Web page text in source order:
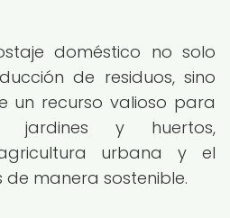
doméstico no solo
de residuos, sino
un recurso valioso para
y huertos,
urbana y el
manera sostenible.